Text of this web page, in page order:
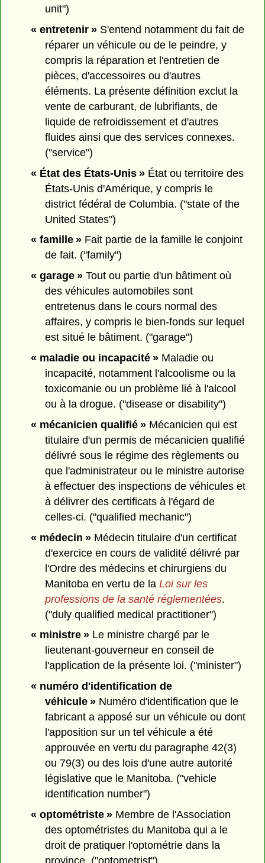
unit")
« entretenir »S'entend notamment du fait de
réparer un véhicule ou de le peindre, y
compris la réparation et l'entretien de
pièces, d'accessoires ou d'autres
éléments. La présente définition exclut la
vente de carburant, de lubrifiants, de
liquide de refroidissement et d'autres
fluides ainsi que des services connexes.
("service")
« État des États-Unis »État ou territoire des
États-Unis d'Amérique, y compris le
district fédéral de Columbia. ("state of the
United States")
« famille »Fait partie de la famille le conjoint
de fait. ("family")
« garage »Tout ou partie d'un bâtiment où
des véhicules automobiles sont
entretenus dans le cours normal des
affaires, y compris le bien-fonds sur lequel
est situé le bâtiment. ("garage")
« maladie ou incapacité » Maladie ou
incapacité, notamment l'alcoolisme ou la
toxicomanie ou un problème lié à l'alcool
ou à la drogue. ("disease or disability")
« mécanicien qualifié »Mécanicien qui est
titulaire d'un permis de mécanicien qualifié
délivré sous le régime des règlements ou
que l'administrateur ou le ministre autorise
à effectuer des inspections de véhicules et
à délivrer des certificats à l'égard de
celles-ci. ("qualified mechanic")
« médecin »Médecin titulaire d'un certificat
d'exercice en cours de validité délivré par
l'Ordre des médecins et chirurgiens du
Manitoba en vertu de laLoi sur les
professions de la santé réglementées.
("duly qualified medical practitioner")
« ministre »Le ministre chargé par le
lieutenant-gouverneur en conseil de
l'application de la présente loi. ("minister")
« numéro d'identification de
véhicule » Numéro d'identification que le
fabricant a apposé sur un véhicule ou dont
l'apposition sur un tel véhicule a été
approuvée en vertu du paragraphe 42(3)
ou 79(3) ou des lois d'une autre autorité
législative que le Manitoba. ("vehicle
identification number")
« optométriste »Membre de l'Association
des optométristes du Manitoba qui a le
droit de pratiquer l'optométrie dans la
province. ("optometrist")